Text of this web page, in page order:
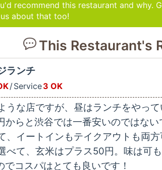
recommend this restaurant and why.
about that too!
This Restaurant's
ランチ
Service3 OK
うな店ですが、昼はランチをやっ
からと渋谷では一番安いのではな
、イートインもテイクアウトも両
べて、玄米はプラス50円。味は可
コスパはとても良いです！